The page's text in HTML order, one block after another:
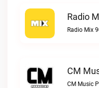
Radio
Radio Mix
CM
CM Music